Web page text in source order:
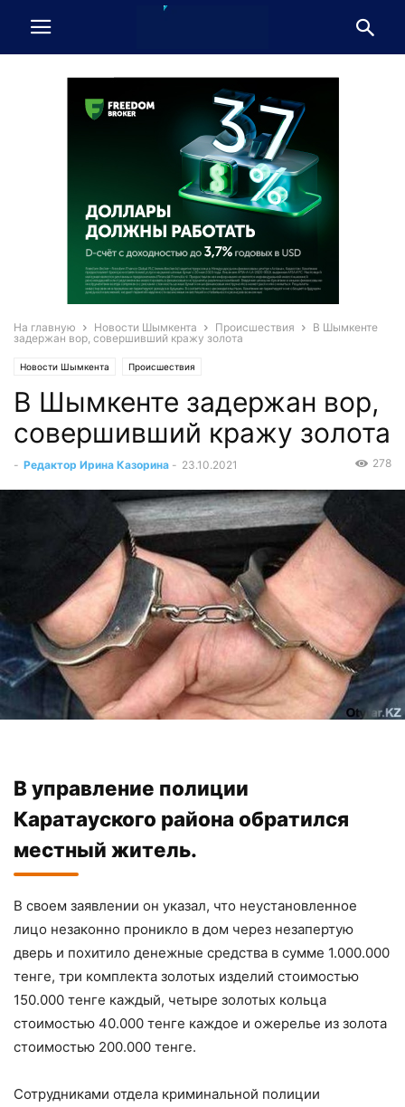
На главную Новости Шымкента Происшествия
В Шымкенте
задержан вор, совершивший кражу золота
Новости Шымкента Происшествия
В Шымкенте задержан вор,
совершивший кражу золота
- Редактор Ирина Казорина - 23.10.2021 278
В управление полиции
Каратауского района обратился
местный житель.
В своем заявлении он указал, что неустановленное
лицо незаконно проникло в дом через незапертую
дверь и похитило денежные средства в сумме 1.000.000
тенге, три комплекта золотых изделий стоимостью
150.000 тенге каждый, четыре золотых кольца
стоимостью 40.000 тенге каждое и ожерелье из золота
стоимостью 200.000 тенге.
Сотрудниками отдела криминальной полиции